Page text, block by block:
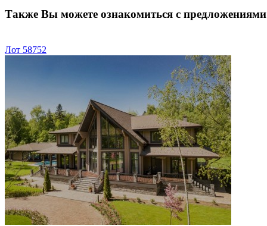
Также Вы можете ознакомиться с
Лот 58752